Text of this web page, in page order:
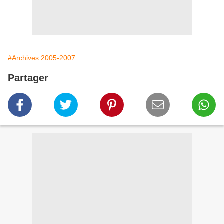
#Archives 2005-2007
Partager